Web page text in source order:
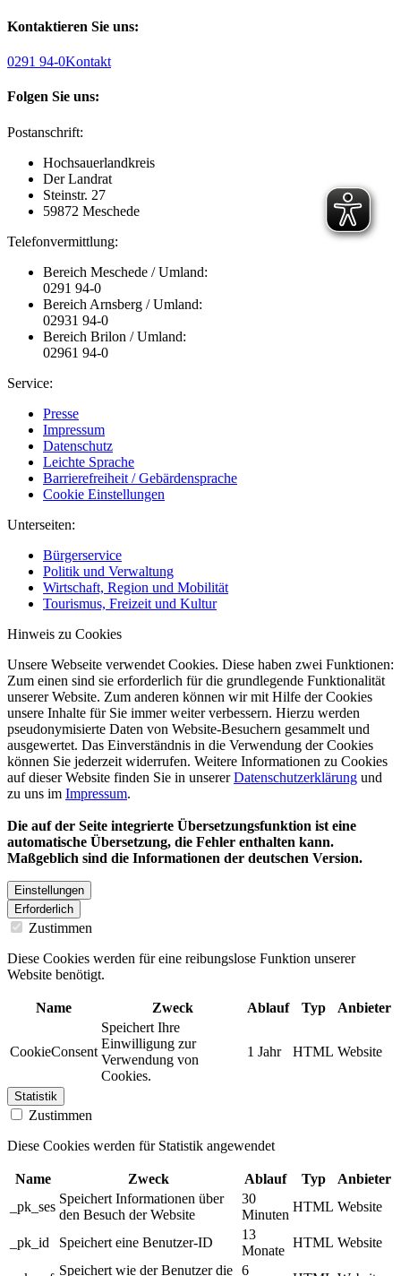
Kontaktieren Sie uns:
0291 94-0Kontakt
Folgen Sie uns:
Postanschrift:
Hochsauerlandkreis
Der Landrat
Steinstr. 27
59872 Meschede
Telefonvermittlung:
Bereich Meschede / Umland:
0291 94-0
Bereich Arnsberg / Umland:
02931 94-0
Bereich Brilon / Umland:
02961 94-0
Service:
Presse
Impressum
Datenschutz
Leichte Sprache
Barrierefreiheit / Gebärdensprache
Cookie Einstellungen
Unterseiten:
Bürgerservice
Politik und Verwaltung
Wirtschaft, Region und Mobilität
Tourismus, Freizeit und Kultur
Hinweis zu Cookies
Unsere Webseite verwendet Cookies. Diese haben zwei Funktionen:
Zum einen sind sie erforderlich für die grundlegende Funktionalität
unserer Website. Zum anderen können wir mit Hilfe der Cookies
unsere Inhalte für Sie immer weiter verbessern. Hierzu werden
pseudonymisierte Daten von Website-Besuchern gesammelt und
ausgewertet. Das Einverständnis in die Verwendung der Cookies
können Sie jederzeit widerrufen. Weitere Informationen zu Cookies
auf dieser Website finden Sie in unsererDatenschutzerklärung und
zu uns im Impressum.
Die auf der Seite integrierte Übersetzungsfunktion ist eine
automatische Übersetzung, die Fehler enthalten kann.
Maßgeblich sind die Informationen der deutschen Version.
Einstellungen
Erforderlich
Zustimmen
Diese Cookies werden für eine reibungslose Funktion unserer
Website benötigt.
Name Zweck Ablauf Typ Anbieter
CookieConsent
Speichert Ihre
Einwilligung zur
Verwendung von
Cookies.
1 Jahr HTML Website
Statistik
Zustimmen
Diese Cookies werden für Statistik angewendet
Name Zweck Ablauf Typ
Anbieter
_pk_ses
Speichert Informationen über
den Besuch der Website
30
Minuten
HTML Website
_pk_id Speichert eine Benutzer-ID
13
Monate
HTML Website
Speichert wie der Benutzer die 6